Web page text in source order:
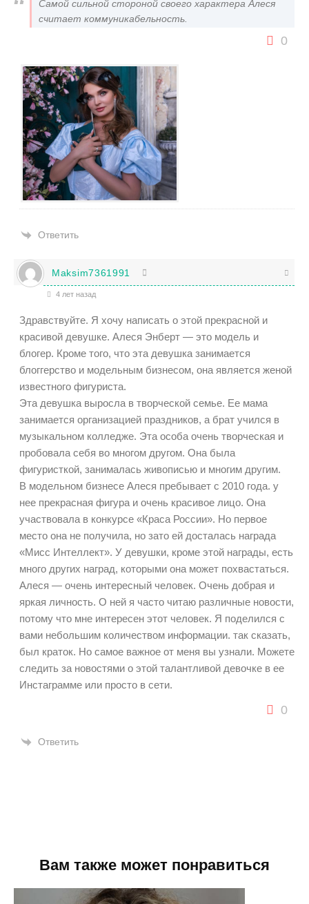
Самой сильной стороной своего характера Алеся
считает коммуникабельность.
0
Ответить
Maksim7361991
4 лет назад
Здравствуйте. Я хочу написать о этой прекрасной и
красивой девушке. Алеся Энберт — это модель и
блогер. Кроме того, что эта девушка занимается
блоггерство и модельным бизнесом, она является женой
известного фигуриста.
Эта девушка выросла в творческой семье. Ее мама
занимается организацией праздников, а брат учился в
музыкальном колледже. Эта особа очень творческая и
пробовала себя во многом другом. Она была
фигуристкой, занималась живописью и многим другим.
В модельном бизнесе Алеся пребывает с 2010 года. у
нее прекрасная фигура и очень красивое лицо. Она
участвовала в конкурсе «Краса России». Но первое
место она не получила, но зато ей досталась награда
«Мисс Интеллект». У девушки, кроме этой награды, есть
много других наград, которыми она может похвастаться.
Алеся — очень интересный человек. Очень добрая и
яркая личность. О ней я часто читаю различные новости,
потому что мне интересен этот человек. Я поделился с
вами небольшим количеством информации. так сказать,
был краток. Но самое важное от меня вы узнали. Можете
следить за новостями о этой талантливой девочке в ее
Инстаграмме или просто в сети.
0
Ответить
Вам также может понравиться